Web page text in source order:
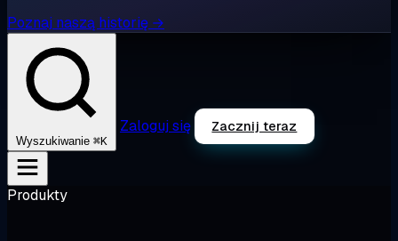
Poznaj naszą historię →
Wyszukiwanie ⌘K
Zaloguj się Zacznij teraz
Produkty